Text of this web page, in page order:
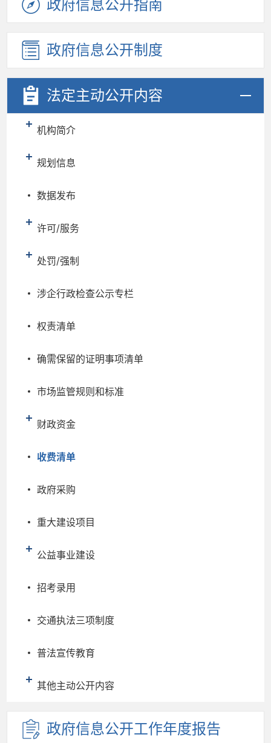
政府信息公开指南
政府信息公开制度
法定主动公开内容
机构简介
规划信息
数据发布
许可/服务
处罚/强制
涉企行政检查公示专栏
权责清单
确需保留的证明事项清单
市场监管规则和标准
财政资金
收费清单
政府采购
重大建设项目
公益事业建设
招考录用
交通执法三项制度
普法宣传教育
其他主动公开内容
政府信息公开工作年度报告